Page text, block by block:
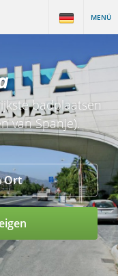
MENÜ
badplaatsen
van Spanje).
Ort